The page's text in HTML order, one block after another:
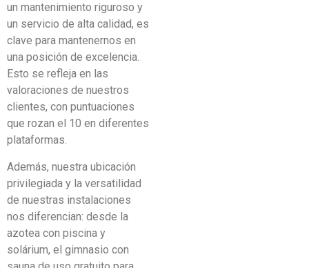
un mantenimiento riguroso y
un servicio de alta calidad, es
clave para mantenernos en
una posición de excelencia.
Esto se refleja en las
valoraciones de nuestros
clientes, con puntuaciones
que rozan el 10 en diferentes
plataformas.
Además, nuestra ubicación
privilegiada y la versatilidad
de nuestras instalaciones
nos diferencian: desde la
azotea con piscina y
solárium, el gimnasio con